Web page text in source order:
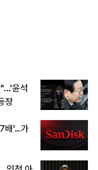
윤석
장
배'…가